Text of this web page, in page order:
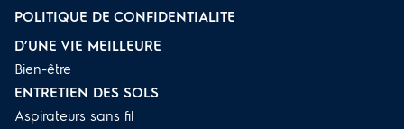
POLITIQUE DE CONFIDENTIALITE
D’UNE VIE MEILLEURE
Bien-être
ENTRETIEN DES SOLS
Aspirateurs sans fil